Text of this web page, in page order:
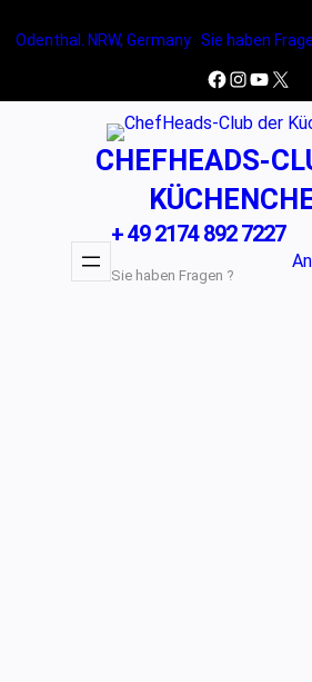
Inhalt
Odenthal. NRW, Germany Sie haben
Facebook
Instagram
YouTube
X
CHEFHEADS-
+ 49 2174 892 7227
Sie haben Fragen ?